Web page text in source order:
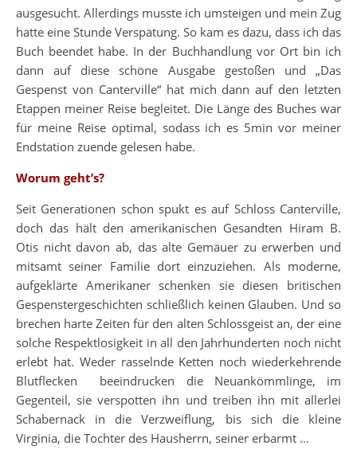
ausgesucht. Allerdings musste ich umsteigen und mein Zug
hatte eine Stunde Verspätung. So kam es dazu, dass ich das
Buch beendet habe. In der Buchhandlung vor Ort bin ich
dann auf diese schöne Ausgabe gestoßen und „Das
Gespenst von Canterville“ hat mich dann auf den letzten
Etappen meiner Reise begleitet. Die Länge des Buches war
für meine Reise optimal, sodass ich es 5min vor meiner
Endstation zuende gelesen habe.
Worum geht’s?
Seit Generationen schon spukt es auf Schloss Canterville,
doch das hält den amerikanischen Gesandten Hiram B.
Otis nicht davon ab, das alte Gemäuer zu erwerben und
mitsamt seiner Familie dort einzuziehen. Als moderne,
aufgeklärte Amerikaner schenken sie diesen britischen
Gespenstergeschichten schließlich keinen Glauben. Und so
brechen harte Zeiten für den alten Schlossgeist an, der eine
solche Respektlosigkeit in all den Jahrhunderten noch nicht
erlebt hat. Weder rasselnde Ketten noch wiederkehrende
Blutflecken beeindrucken die Neuankömmlinge, im
Gegenteil, sie verspotten ihn und treiben ihn mit allerlei
Schabernack in die Verzweiflung, bis sich die kleine
Virginia, die Tochter des Hausherrn, seiner erbarmt …